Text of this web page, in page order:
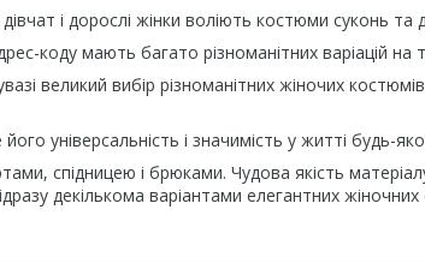
і дорослі жінки воліють костюми суконь та
коду мають багато різноманітних варіацій
великий вибір різноманітних жіночих
універсальність і значимість у житті будь-
спідницею і брюками. Чудова якість
декількома варіантами елегантних жіночних